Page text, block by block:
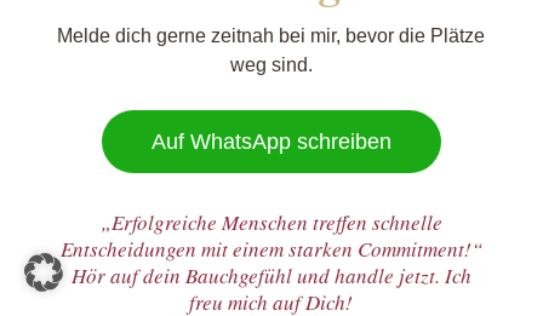
Melde dich gerne zeitnah bei mir, bevor die Plätze
weg sind.
Auf WhatsApp schreiben
„Erfolgreiche Menschen treffen schnelle
Entscheidungen mit einem starken Commitment!“
Hör auf dein Bauchgefühl und handle jetzt. Ich
freu mich auf Dich!